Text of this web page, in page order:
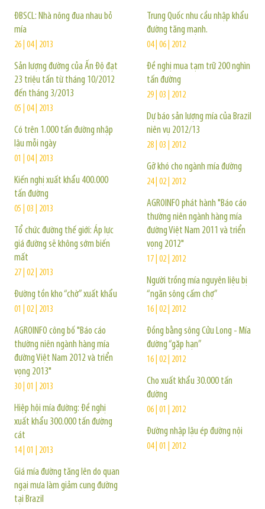
ĐBSCL: Nhà nông đua nhau bỏ
mía
26 | 04 | 2013
Sản lượng đường của Ấn Độ đạt
23 triệu tấn từ tháng 10/2012
đến tháng 3/2013
05 | 04 | 2013
Có trên 1.000 tấn đường nhập
lậu mỗi ngày
01 | 04 | 2013
Kiến nghị xuất khẩu 400.000
tấn đường
05 | 03 | 2013
Tổ chức đường thế giới: Áp lực
giá đường sẽ không sớm biến
mất
27 | 02 | 2013
Đường tồn kho “chờ” xuất khẩu
01 | 02 | 2013
AGROINFO công bố "Báo cáo
thường niên ngành hàng mía
đường Việt Nam 2012 và triển
vọng 2013"
30 | 01 | 2013
Hiệp hội mía đường: Đề nghị
xuất khẩu 300.000 tấn đường
cát
14 | 01 | 2013
Giá mía đường tăng lên do quan
ngại mưa làm giảm cung đường
tại Brazil
Trung Quốc nhu cầu nhập khẩu
đường tăng mạnh.
04 | 06 | 2012
Đề nghị mua tạm trữ 200 nghìn
tấn đường
29 | 03 | 2012
Dự báo sản lượng mía của Brazil
niên vụ 2012/13
28 | 03 | 2012
Gỡ khó cho ngành mía đường
24 | 02 | 2012
AGROINFO phát hành "Báo cáo
thường niên ngành hàng mía
đường Việt Nam 2011 và triển
vọng 2012"
17 | 02 | 2012
Người trồng mía nguyên liệu bị
“ngăn sông cấm chợ”
16 | 02 | 2012
Đồng bằng sông Cửu Long - Mía
đường “gặp hạn”
16 | 02 | 2012
Cho xuất khẩu 30.000 tấn
đường
06 | 01 | 2012
Đường nhập lậu ép đường nội
04 | 01 | 2012